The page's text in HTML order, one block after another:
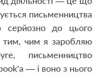
письменництва
до цього
чим я заробляю
письменництво
— і воно з нього